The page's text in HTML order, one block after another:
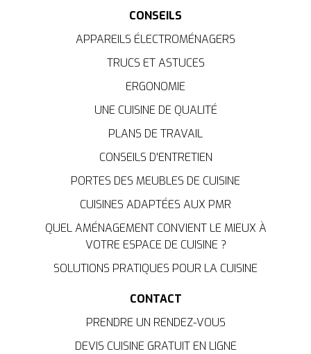
CONSEILS
APPAREILS ÉLECTROMÉNAGERS
TRUCS ET ASTUCES
ERGONOMIE
UNE CUISINE DE QUALITÉ
PLANS DE TRAVAIL
CONSEILS D'ENTRETIEN
PORTES DES MEUBLES DE CUISINE
CUISINES ADAPTÉES AUX PMR
QUEL AMÉNAGEMENT CONVIENT LE MIEUX À
VOTRE ESPACE DE CUISINE ?
SOLUTIONS PRATIQUES POUR LA CUISINE
CONTACT
PRENDRE UN RENDEZ-VOUS
DEVIS CUISINE GRATUIT EN LIGNE